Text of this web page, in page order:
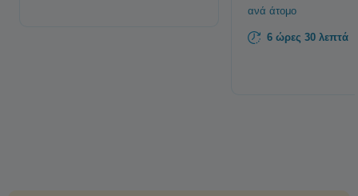
ανά άτομο
6 ώρες 30 λεπτά